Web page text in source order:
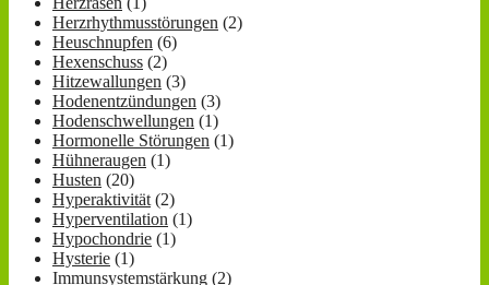
Herzrhythmusstörungen (2)
Heuschnupfen (6)
Hexenschuss (2)
Hitzewallungen (3)
Hodenentzündungen (3)
Hodenschwellungen (1)
Hormonelle Störungen (1)
Hühneraugen (1)
Husten (20)
Hyperaktivität(2)
Hyperventilation (1)
Hypochondrie (1)
Hysterie (1)
Immunsystemstärkung (2)